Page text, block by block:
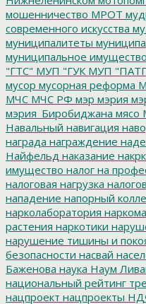
мошенничество МРОТ
современного искусства
муниципалитеты
муниципальное имущество
"ГТС" МУП "ГУК МУП
мусор мусорная реформа
МЧС МЧС РФ мэр мэрия
мэрия_Биробиджана мясо
Навальный навигация
награда награждение
Найфельд наказание
имущество налог на
налоговая нагрузка
нападение напорный
нарколаборатория
растения наркотики
нарушение тишины и
безопасности насвай
Баженова наука Наум
национальный рейтинг
нацпроект нацпроекты